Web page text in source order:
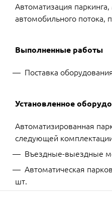
Автоматизация
автомобильного потока,
Выполненные работы
Поставка
Установленное
Автоматизированная
следующей
Въездные-выездные
Автоматическая
шт.